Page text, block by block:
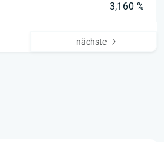
3,160 %
nächste